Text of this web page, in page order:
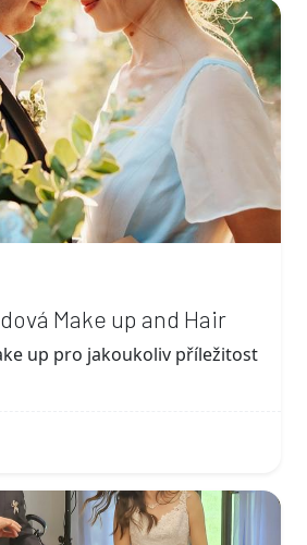
Make up and Hair
up pro jakoukoliv příležitost